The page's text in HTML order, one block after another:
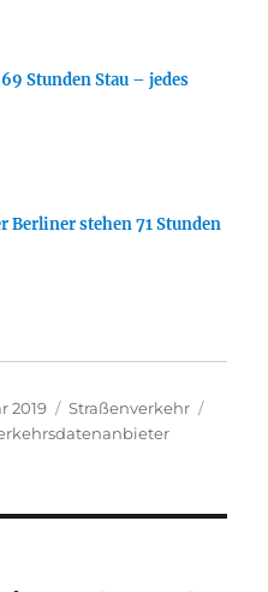
Stunden Stau – jedes
Berliner stehen 71 Stunden
2019 Kategorien
Straßenverkehr